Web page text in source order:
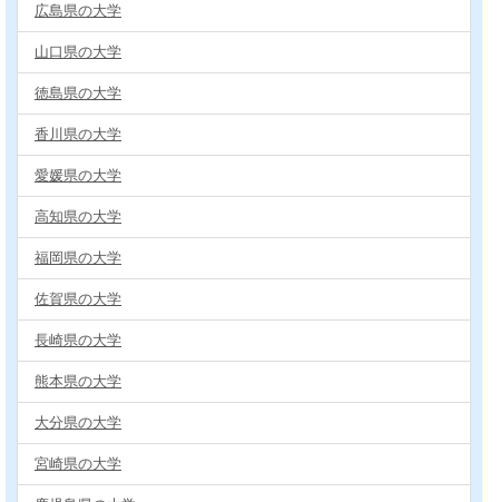
広島県の大学
山口県の大学
徳島県の大学
香川県の大学
愛媛県の大学
高知県の大学
福岡県の大学
佐賀県の大学
長崎県の大学
熊本県の大学
大分県の大学
宮崎県の大学